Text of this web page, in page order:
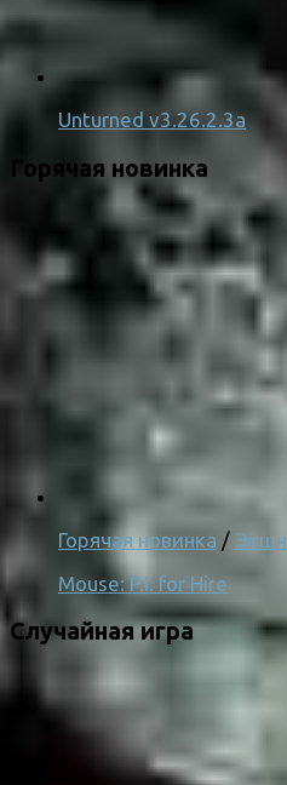
Unturned v3.26.2.3a
Горячая новинка
Горячая новинка / Экшн
Mouse: P.I. for Hire
Случайная игра